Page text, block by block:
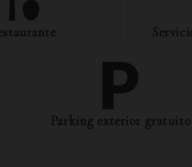
Parking exterior gratuito